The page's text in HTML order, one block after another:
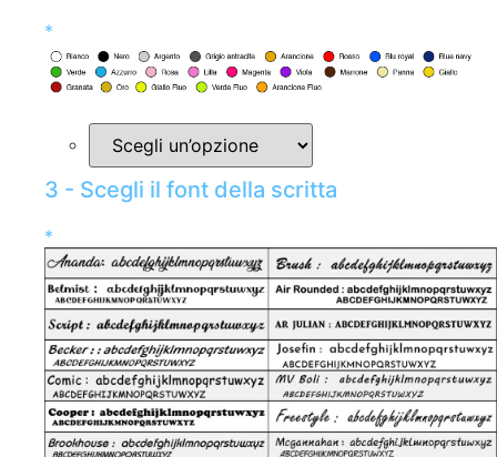
*
3 - Scegli il font della scritta
*